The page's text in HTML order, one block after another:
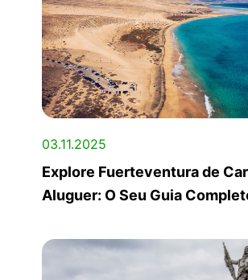
03.11.2025
Explore Fuerteventura de
Aluguer: O Seu Guia